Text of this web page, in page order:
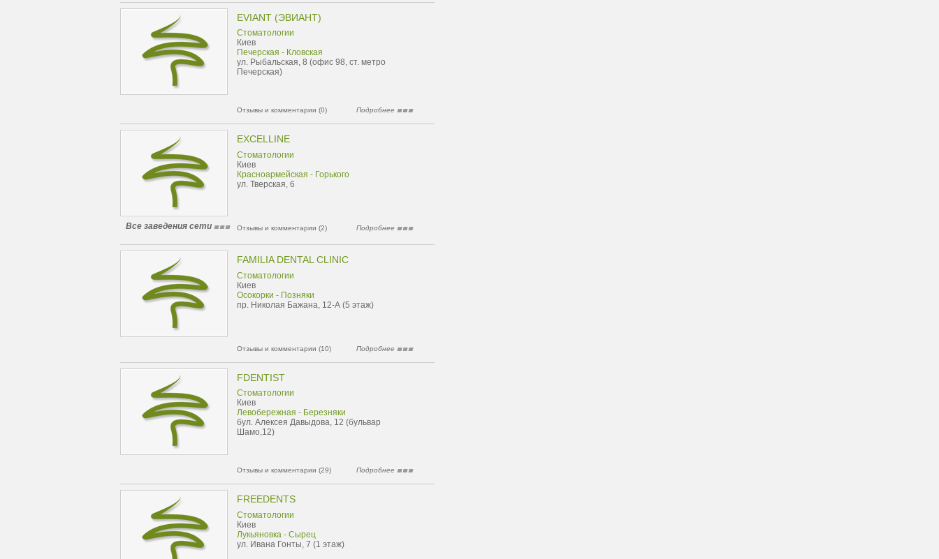
EVIANT (ЭВИАНТ)
Стоматологии
Киев
Печерская - Кловская
ул. Рыбальская, 8 (офис 98, ст. метро
Печерская)
Отзывы и комментарии (0) Подробнее
EXCELLINE
Стоматологии
Киев
Красноармейская - Горького
ул. Тверская, 6
Все заведения сети Отзывы и комментарии (2) Подробнее
FAMILIA DENTAL CLINIC
Стоматологии
Киев
Осокорки - Позняки
пр. Николая Бажана, 12-А (5 этаж)
Отзывы и комментарии (10) Подробнее
FDENTIST
Стоматологии
Киев
Левобережная - Березняки
бул. Алексея Давыдова, 12 (бульвар
Шамо,12)
Отзывы и комментарии (29) Подробнее
FREEDENTS
Стоматологии
Киев
Лукьяновка - Сырец
ул. Ивана Гонты, 7 (1 этаж)